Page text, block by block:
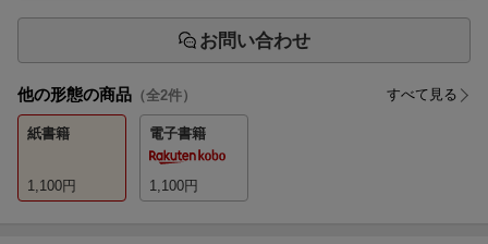
お問い合わせ
他の形態の商品 （全2件） すべて見る
紙書籍
1,100円
電子書籍
1,100円